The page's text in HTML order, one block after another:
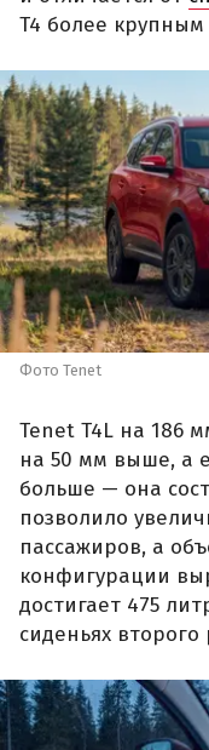
T4 более крупным
Фото Tenet
Tenet T4L на 186
на 50 мм выше, а
больше — она
позволило
пассажиров, а
конфигурации
достигает 475
сиденьях